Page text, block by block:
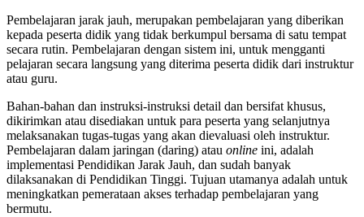
Pembelajaran jarak jauh, merupakan pembelajaran yang diberikan
kepada peserta didik yang tidak berkumpul bersama di satu tempat
secara rutin. Pembelajaran dengan sistem ini, untuk mengganti
pelajaran secara langsung yang diterima peserta didik dari instruktur
atau guru.
Bahan-bahan dan instruksi-instruksi detail dan bersifat khusus,
dikirimkan atau disediakan untuk para peserta yang selanjutnya
melaksanakan tugas-tugas yang akan dievaluasi oleh instruktur.
Pembelajaran dalam jaringan (daring) atau online ini, adalah
implementasi Pendidikan Jarak Jauh, dan sudah banyak
dilaksanakan di Pendidikan Tinggi. Tujuan utamanya adalah untuk
meningkatkan pemerataan akses terhadap pembelajaran yang
bermutu.